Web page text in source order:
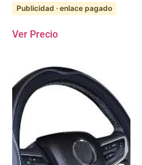
Publicidad · enlace pagado
Ver Precio